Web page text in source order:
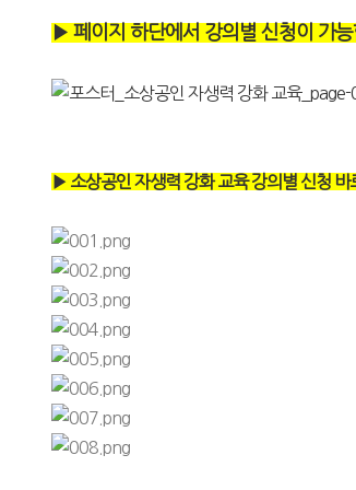
▶ 페이지 하단에서 강의별 신청이 가
▶ 소상공인 자생력 강화 교육 강의별 신청